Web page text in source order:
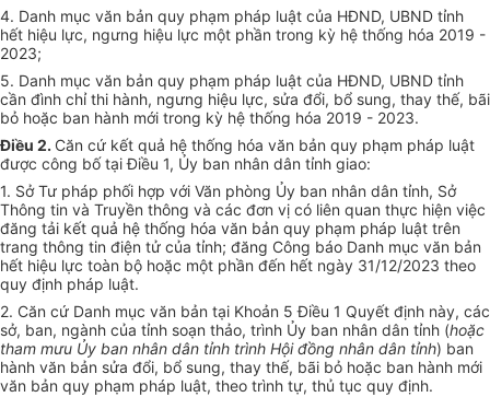
4. Danh mục văn bản quy phạm pháp luật của HĐND, UBND tỉnh
hết hiệu lực, ngưng hiệu lực một phần trong kỳ hệ thống hóa 2019 -
2023;
5. Danh mục văn bản quy phạm pháp luật của HĐND, UBND tỉnh
cần đình chỉ thi hành, ngưng hiệu lực, sửa đổi, bổ sung, thay thế, bãi
bỏ hoặc ban hành mới trong kỳ hệ thống hóa 2019 - 2023.
Điều 2. Căn cứ kết quả hệ thống hóa văn bản quy phạm pháp luật
được công bố tại Điều 1, Ủy ban nhân dân tỉnh giao:
1. Sở Tư pháp phối hợp với Văn phòng Ủy ban nhân dân tỉnh, Sở
Thông tin và Truyền thông và các đơn vị có liên quan thực hiện việc
đăng tải kết quả hệ thống hóa văn bản quy phạm pháp luật trên
trang thông tin điện tử của tỉnh; đăng Công báo Danh mục văn bản
hết hiệu lực toàn bộ hoặc một phần đến hết ngày 31/12/2023 theo
quy định pháp luật.
2. Căn cứ Danh mục văn bản tại Khoản 5 Điều 1 Quyết định này, các
sở, ban, ngành của tỉnh soạn thảo, trình Ủy ban nhân dân tỉnh (hoặc
tham mưu Ủy ban nhân dân tỉnh trình Hội đồng nhân dân tỉnh) ban
hành văn bản sửa đổi, bổ sung, thay thế, bãi bỏ hoặc ban hành mới
văn bản quy phạm pháp luật, theo trình tự, thủ tục quy định.